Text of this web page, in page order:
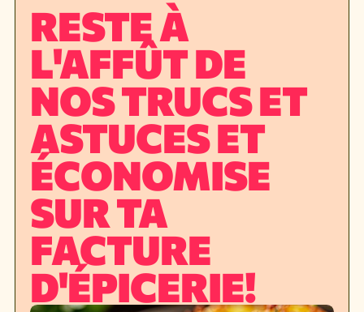
RESTE À
L'AFFÛT DE
NOS TRUCS ET
ASTUCES ET
ÉCONOMISE
SUR TA
FACTURE
D'ÉPICERIE!